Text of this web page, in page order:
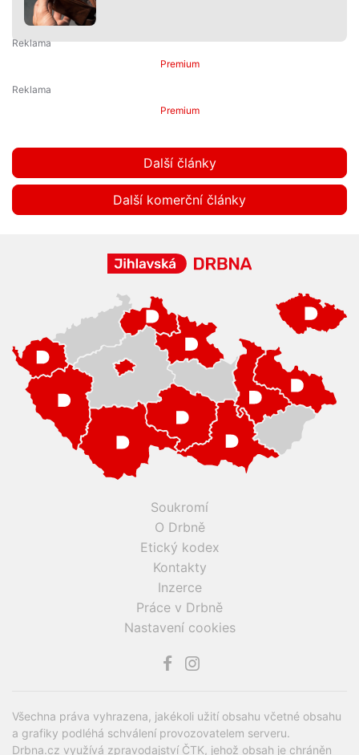
Premium
Premium
Další články
Další komerční články
Soukromí
O Drbně
Etický kodex
Kontakty
Inzerce
Práce v Drbně
Nastavení cookies
Všechna práva vyhrazena, jakékoli užití obsahu včetné obsahu
a grafiky podléhá schválení provozovatelem serveru.
Drbna.cz využívá zpravodajství ČTK, jehož obsah je chráněn